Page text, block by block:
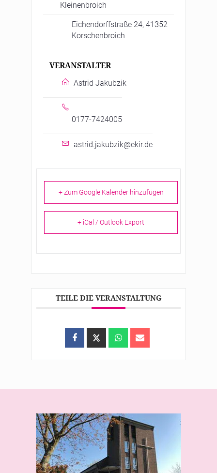
Kleinenbroich
Eichendorffstraße 24, 41352
Korschenbroich
VERANSTALTER
Astrid Jakubzik
0177-7424005
astrid.jakubzik@ekir.de
+ Zum Google Kalender hinzufügen
+ iCal / Outlook Export
TEILE DIE VERANSTALTUNG